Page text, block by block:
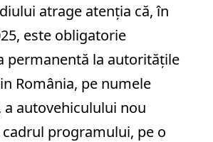
atrage atenția că, în
este obligatorie
permanentă la autorităţile
România, pe numele
autovehiculului nou
programului, pe o